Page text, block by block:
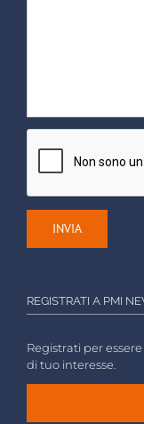
REGISTRATI A PMI
Registrati per
di tuo interesse.